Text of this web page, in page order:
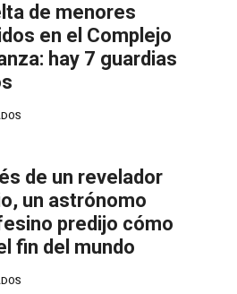
de menores
en el Complejo
hay 7 guardias
de un revelador
un astrónomo
predijo cómo
fin del mundo